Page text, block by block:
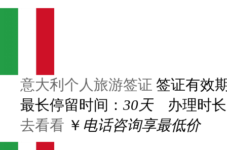
意大利个人旅游签证 签证有效
最长停留时间： 30天办理时长
去看看 ￥ 电话咨询享最低价